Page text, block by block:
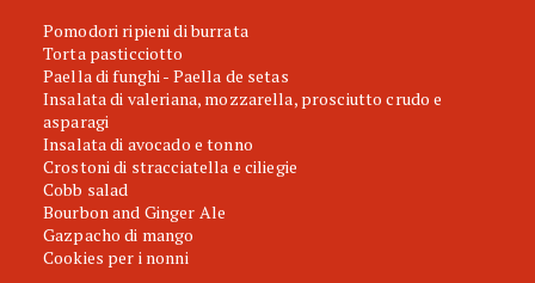
Pomodori ripieni di burrata
Torta pasticciotto
Paella di funghi - Paella de setas
Insalata di valeriana, mozzarella, prosciutto crudo e
asparagi
Insalata di avocado e tonno
Crostoni di stracciatella e ciliegie
Cobb salad
Bourbon and Ginger Ale
Gazpacho di mango
Cookies per i nonni